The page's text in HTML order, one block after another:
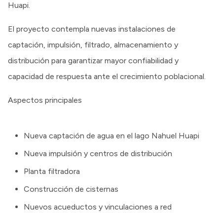
Huapi.
El proyecto contempla nuevas instalaciones de
captación, impulsión, filtrado, almacenamiento y
distribución para garantizar mayor confiabilidad y
capacidad de respuesta ante el crecimiento poblacional.
Aspectos principales
Nueva captación de agua en el lago Nahuel Huapi
Nueva impulsión y centros de distribución
Planta filtradora
Construcción de cisternas
Nuevos acueductos y vinculaciones a red